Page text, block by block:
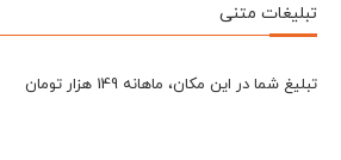
تبلیغات متنی
تبلیغ شما در این مکان، ماهانه 149 هزار تومان